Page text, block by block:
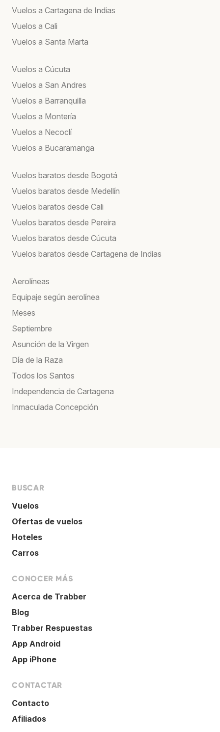
Vuelos a Cartagena de Indias
Vuelos a Cali
Vuelos a Santa Marta
Vuelos a Cúcuta
Vuelos a San Andres
Vuelos a Barranquilla
Vuelos a Montería
Vuelos a Necoclí
Vuelos a Bucaramanga
Vuelos baratos desde Bogotá
Vuelos baratos desde Medellín
Vuelos baratos desde Cali
Vuelos baratos desde Pereira
Vuelos baratos desde Cúcuta
Vuelos baratos desde Cartagena de Indias
Aerolíneas
Equipaje según aerolínea
Meses
Septiembre
Asunción de la Virgen
Día de la Raza
Todos los Santos
Independencia de Cartagena
Inmaculada Concepción
BUSCAR
Vuelos
Ofertas de vuelos
Hoteles
Carros
CONOCER MÁS
Acerca de Trabber
Blog
Trabber Respuestas
App Android
App iPhone
CONTACTAR
Contacto
Afiliados